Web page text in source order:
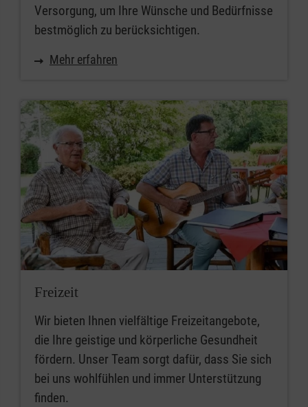
Versorgung, um Ihre Wünsche und Bedürfnisse
bestmöglich zu berücksichtigen.
Mehr erfahren
Freizeit
Wir bieten Ihnen vielfältige Freizeitangebote,
die Ihre geistige und körperliche Gesundheit
fördern. Unser Team sorgt dafür, dass Sie sich
bei uns wohlfühlen und immer Unterstützung
finden.